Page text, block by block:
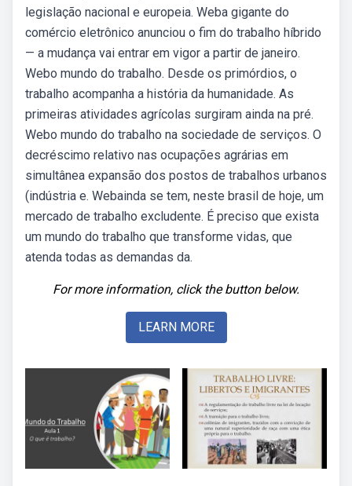
legislação nacional e europeia. Weba gigante do
comércio eletrônico anunciou o fim do trabalho híbrido
— a mudança vai entrar em vigor a partir de janeiro.
Webo mundo do trabalho. Desde os primórdios, o
trabalho acompanha a história da humanidade. As
primeiras atividades agrícolas surgiram ainda na pré.
Webo mundo do trabalho na sociedade de serviços. O
decréscimo relativo nas ocupações agrárias em
simultânea expansão dos postos de trabalhos urbanos
(indústria e. Webainda se tem, neste brasil de hoje, um
mercado de trabalho excludente. É preciso que exista
um mundo do trabalho que transforme vidas, que
atenda todas as demandas da.
For more information, click the button below.
LEARN MORE